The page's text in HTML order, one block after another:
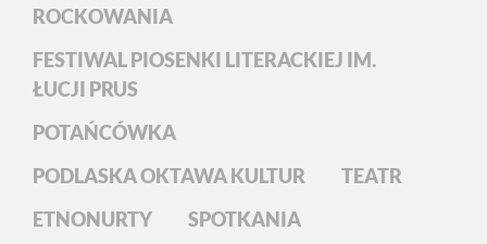
ROCKOWANIA
FESTIWAL PIOSENKI LITERACKIEJ IM.
ŁUCJI PRUS
POTAŃCÓWKA
PODLASKA OKTAWA KULTUR
TEATR
ETNONURTY
SPOTKANIA